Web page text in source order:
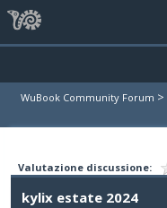
WuBook Community Forum >
Valutazione discussione:
kylix estate 2024